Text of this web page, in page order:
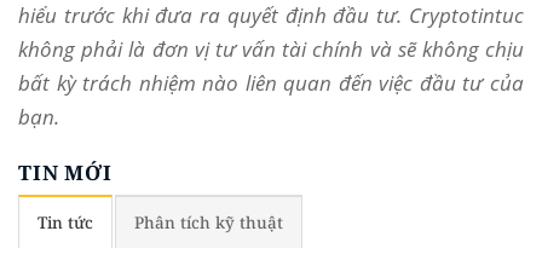
hiểu trước khi đưa ra quyết định đầu tư. Cryptotintuc
không phải là đơn vị tư vấn tài chính và sẽ không chịu
bất kỳ trách nhiệm nào liên quan đến việc đầu tư của
bạn.
TIN MỚI
Tin tức Phân tích kỹ thuật